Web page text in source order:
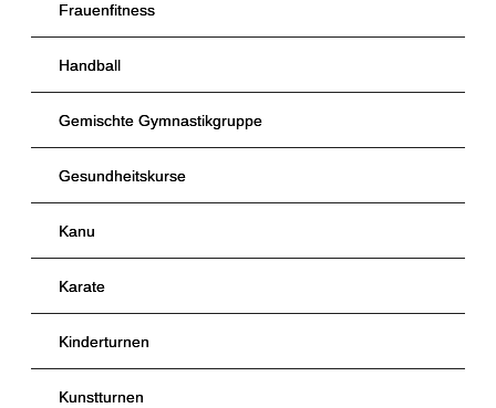
Frauenfitness
Handball
Gemischte Gymnastikgruppe
Gesundheitskurse
Kanu
Karate
Kinderturnen
Kunstturnen